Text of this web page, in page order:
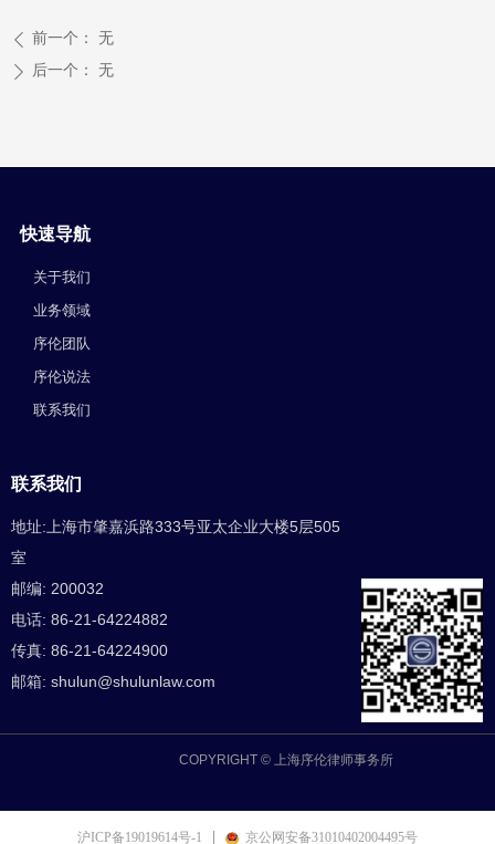
ꄴ 前一个： 无
ꄲ 后一个： 无
COPYRIGHT © 上海序伦律师事务所
快速导航
关于我们
业务领域
序伦团队
序伦说法
联系我们
联系我们
地址:上海市肇嘉浜路333号亚太企业大楼5层505
室
邮编: 200032
电话: 86-21-64224882
传真: 86-21-64224900
邮箱: shulun@shulunlaw.com
沪ICP备19019614号-1 京公网安备31010402004495号